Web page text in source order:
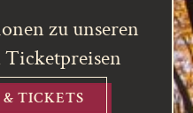
zu unseren
TICKETS